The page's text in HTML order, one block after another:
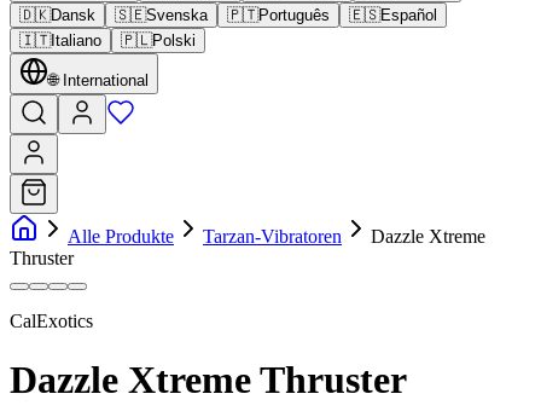
🇩🇰Dansk 🇸🇪Svenska 🇵🇹Português 🇪🇸Español
🇮🇹Italiano 🇵🇱Polski
🌐 International
Alle Produkte Tarzan-Vibratoren
Dazzle Xtreme
Thruster
CalExotics
Dazzle Xtreme Thruster